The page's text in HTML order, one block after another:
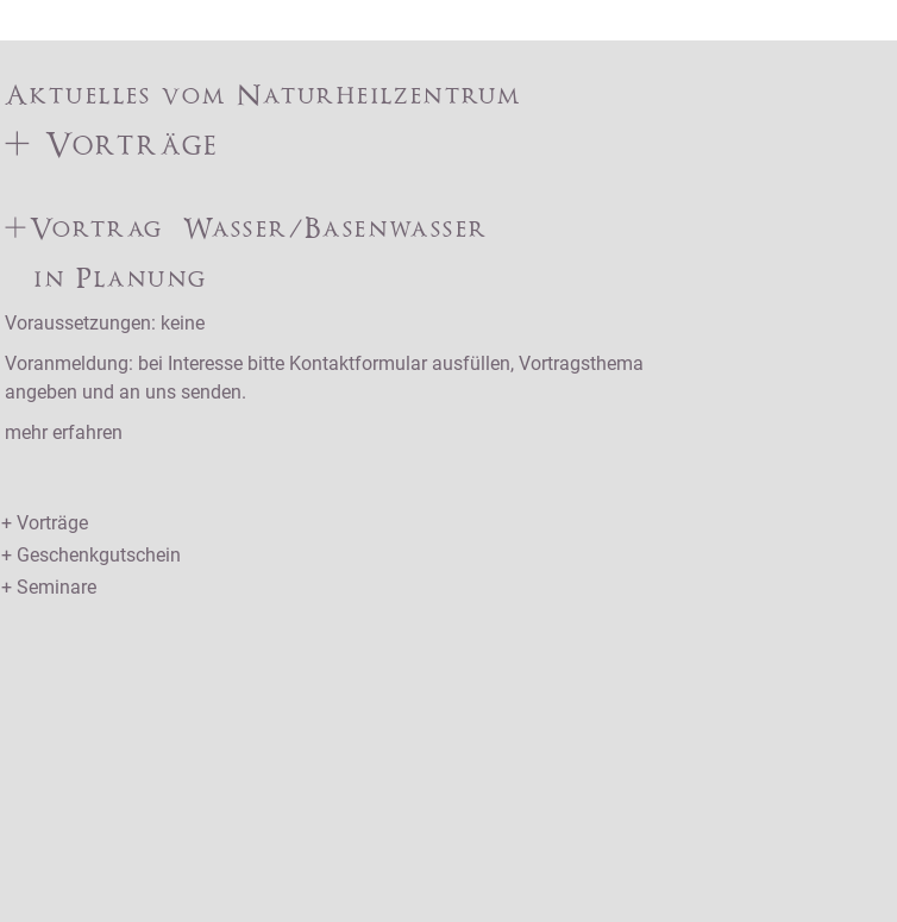
Aktuelles vom Naturheilzentrum
+ Vorträge
+Vortrag Wasser/Basenwasser
in Planung
Voraussetzungen: keine
Voranmeldung: bei Interesse bitte Kontaktformular ausfüllen, Vortragsthema
angeben und an uns senden.
mehr erfahren
+ Vorträge
+ Geschenkgutschein
+ Seminare